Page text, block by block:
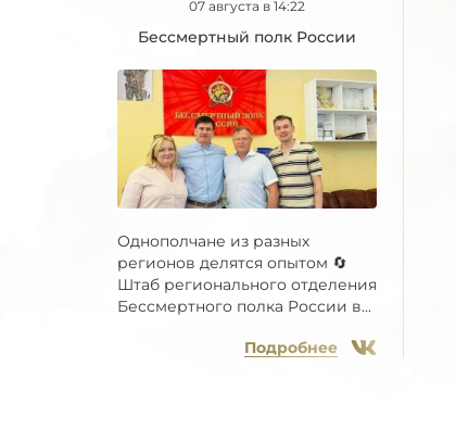
07 августа в 14:22
Бессмертный полк России
Однополчане из разных
регионов делятся опытом 🔄
Штаб регионального отделения
Бессмертного полка России в...
Подробнее